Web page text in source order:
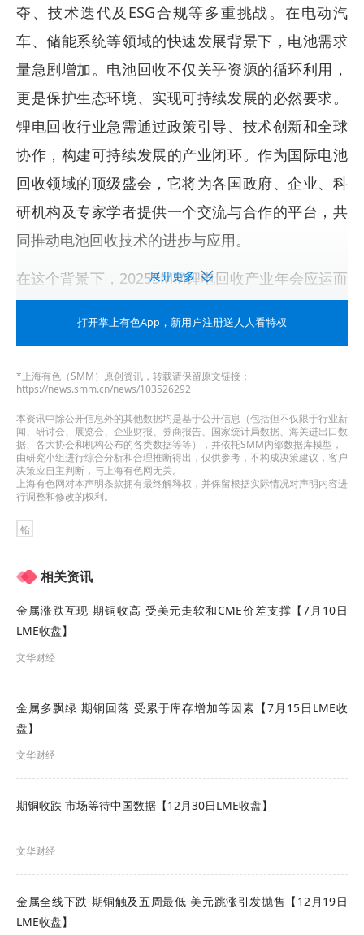
夺、技术迭代及ESG合规等多重挑战。在电动汽
车、储能系统等领域的快速发展背景下，电池需求
量急剧增加。电池回收不仅关乎资源的循环利用，
更是保护生态环境、实现可持续发展的必然要求。
锂电回收行业急需通过政策引导、技术创新和全球
协作，构建可持续发展的产业闭环。作为国际电池
回收领域的顶级盛会，它将为各国政府、企业、科
研机构及专家学者提供一个交流与合作的平台，共
同推动电池回收技术的进步与应用。
在这个背景下，2025SMM锂电回收产业年会应运而
生，旨在汇聚全球顶尖的电池回收技术与专家智
慧，共同探索电池回收的未来之路。
在本届大会上，厦门市宁悦化工贸易有限公司
起，对行业发展痛点、难点进行深度的思维碰撞，
共同挖掘商机合作共赢，共同探讨推动行业高质量
发展。点击报名表单立即登记参会，我们厦门见。
借卓越的市场洞察力和专业素养，公司已在化工和
农资行业中成功构建起强大的商业网络，并赢得了
广泛的行业认可.
展开更多
打开掌上有色App ，新用户注册送人人看特权
*上海有色（SMM）原创资讯，转载请保留原文链接：
https://news.smm.cn/news/103526292
本资讯中除公开信息外的其他数据均是基于公开信息（包括但不仅限于行业新
闻、研讨会、展览会、企业财报、券商报告、国家统计局数据、海关进出口数
据、各大协会和机构公布的各类数据等等），并依托SMM内部数据库模型，
由研究小组进行综合分析和合理推断得出，仅供参考，不构成决策建议，客户
决策应自主判断，与上海有色网无关。
上海有色网对本声明条款拥有最终解释权，并保留根据实际情况对声明内容进
行调整和修改的权利。
铅
相关资讯
金属涨跌互现 期铜收高 受美元走软和CME价差支撑【7月10日
LME收盘】
文华财经
金属多飘绿 期铜回落 受累于库存增加等因素【7月15日LME收
盘】
文华财经
期铜收跌 市场等待中国数据【12月30日LME收盘】
文华财经
金属全线下跌 期铜触及五周最低 美元跳涨引发抛售【12月19日
LME收盘】